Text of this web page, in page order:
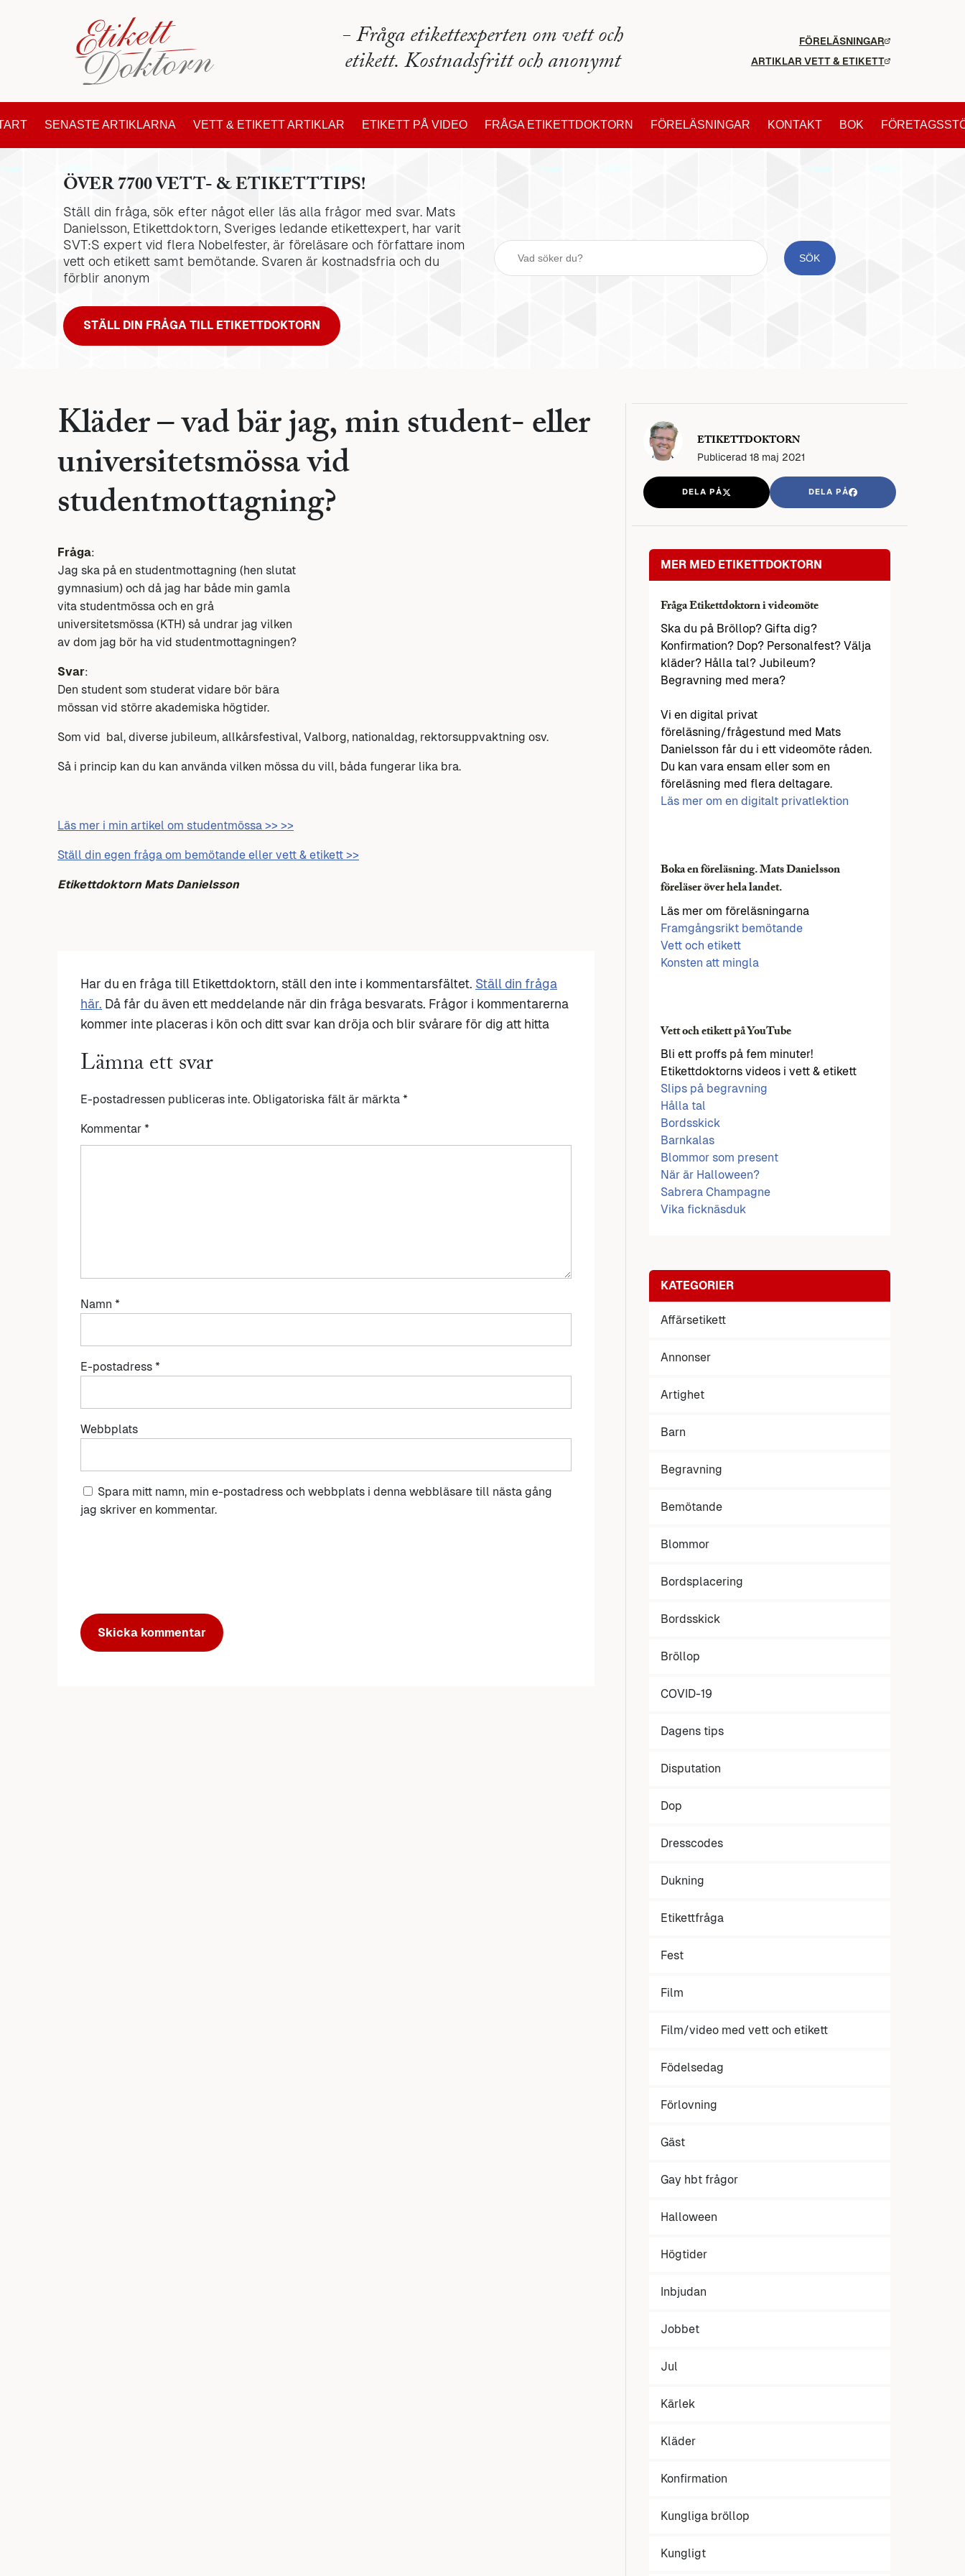
- Fråga etikettexperten om vett och
etikett. Kostnadsfritt och anonymt
FÖRELÄSNINGAR
ARTIKLAR VETT & ETIKETT
SENASTE ARTIKLARNA VETT & ETIKETT ARTIKLAR ETIKETT PÅ VIDEO FRÅGA ETIKETTDOKTORN FÖRELÄSNINGAR KONTAKT BOK
ÖVER 7700 VETT- & ETIKETTTIPS!
Ställ din fråga, sök efter något eller läs alla frågor med svar. Mats
Danielsson, Etikettdoktorn, Sveriges ledande etikettexpert, har varit
SVT:S expert vid flera Nobelfester, är föreläsare och författare inom
vett och etikett samt bemötande. Svaren är kostnadsfria och du
förblir anonym
STÄLL DIN FRÅGA TILL ETIKETTDOKTORN
Kläder – vad bär jag, min student- eller
universitetsmössa vid
studentmottagning?
Fråga:
Jag ska på en studentmottagning (hen slutat
gymnasium) och då jag har både min gamla
vita studentmössa och en grå
universitetsmössa (KTH) så undrar jag vilken
av dom jag bör ha vid studentmottagningen?
Svar:
Den student som studerat vidare bör bära
mössan vid större akademiska högtider.
Som vid bal, diverse jubileum, allkårsfestival, Valborg, nationaldag, rektorsuppvaktning osv.
Så i princip kan du kan använda vilken mössa du vill, båda fungerar lika bra.
Läs mer i min artikel om studentmössa >> >>
Ställ din egen fråga om bemötande eller vett & etikett >>
Etikettdoktorn Mats Danielsson
Har du en fråga till Etikettdoktorn, ställ den inte i kommentarsfältet. Ställ din fråga
här. Då får du även ett meddelande när din fråga besvarats. Frågor i kommentarerna
kommer inte placeras i kön och ditt svar kan dröja och blir svårare för dig att hitta
Lämna ett svar
E-postadressen publiceras inte. Obligatoriska fält är märkta *
Kommentar *
Namn *
E-postadress *
Webbplats
Spara mitt namn, min e-postadress och webbplats i denna webbläsare till nästa gång
jag skriver en kommentar.
ETIKETTDOKTORN
Publicerad 18 maj 2021
DELA PÅ DELA PÅ
MER MED ETIKETTDOKTORN
Fråga Etikettdoktorn i videomöte
Ska du på Bröllop? Gifta dig?
Konfirmation? Dop? Personalfest? Välja
kläder? Hålla tal? Jubileum?
Begravning med mera?
Vi en digital privat
föreläsning/frågestund med Mats
Danielsson får du i ett videomöte råden.
Du kan vara ensam eller som en
föreläsning med flera deltagare.
Läs mer om en digitalt privatlektion
Boka en föreläsning. Mats Danielsson
föreläser över hela landet.
Läs mer om föreläsningarna
Framgångsrikt bemötande
Vett och etikett
Konsten att mingla
Vett och etikett på YouTube
Bli ett proffs på fem minuter!
Etikettdoktorns videos i vett & etikett
Slips på begravning
Hålla tal
Bordsskick
Barnkalas
Blommor som present
När är Halloween?
Sabrera Champagne
Vika ficknäsduk
KATEGORIER
Affärsetikett
Annonser
Artighet
Barn
Begravning
Bemötande
Blommor
Bordsplacering
Bordsskick
Bröllop
COVID-19
Dagens tips
Disputation
Dop
Dresscodes
Dukning
Etikettfråga
Fest
Film
Film/video med vett och etikett
Födelsedag
Förlovning
Gäst
Gay hbt frågor
Halloween
Högtider
Inbjudan
Jobbet
Jul
Kärlek
Kläder
Konfirmation
Kungliga bröllop
Kungligt